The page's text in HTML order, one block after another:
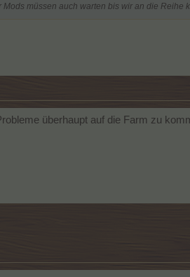
müssen auch warten bis wir an die Reihe
überhaupt auf die Farm zu